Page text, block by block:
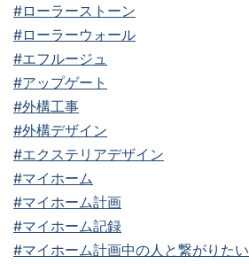
#ローラーストーン
#ローラーウォール
#エフルージュ
#アップゲート
#外構工事
#外構デザイン
#エクステリアデザイン
#マイホーム
#マイホーム計画
#マイホーム記録
#マイホーム計画中の人と繋がりたい